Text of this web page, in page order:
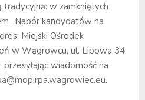
tradycyjną: w zamkniętych
„Nabór kandydatów na
Miejski Ośrodek
w Wągrowcu, ul. Lipowa 34.
wiadomość na